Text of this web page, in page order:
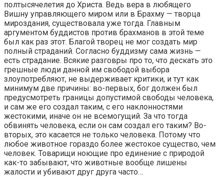
полтысячелетия до Христа. Ведь вера в любящего
Вишну управляющего миром или в Брахму — творца
мироздания, существовала уже тогда. Главным
аргументом буддистов против брахманов в этой теме
был как раз этот. Благой творец не мог создать мир
полный страданий. Согласно буддизму сама жизнь —
есть страдание. Всякие разговры про то, что дескать это
грешные люди данной им свободой выбора
злоупотребляют, не выдерживает критики, и тут как
минимум две причины: во-первых, бог должен был
предусмотреть границы допустимой свободы человека,
и сам же его создал таким, с его наклонностями
жестокими, иначе он не всемогущий. За что тогда
обвинять человека, если он сам создал его таким? Во-
вторых, это касается не только человека. Потому что
любое животное гораздо более жестокое существо, чем
человек. Товарищи ноющие про единение с природой
как-то забывают, что животные вообще лишены
жалости и убивают друг друга часто…